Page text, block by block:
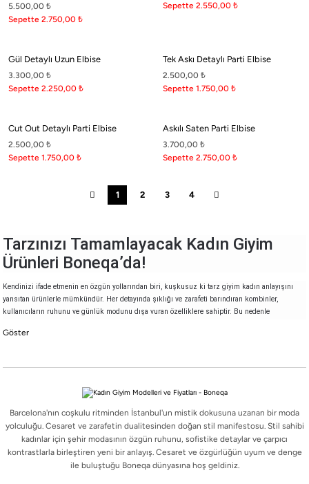
5.500,00 ₺
Sepette 2.750,00 ₺
Sepette 2.550,00 ₺
Gül Detaylı Uzun Elbise
3.300,00 ₺
Sepette 2.250,00 ₺
Tek Askı Detaylı Parti Elbise
2.500,00 ₺
Sepette 1.750,00 ₺
Cut Out Detaylı Parti Elbise
2.500,00 ₺
Sepette 1.750,00 ₺
Askılı Saten Parti Elbise
3.700,00 ₺
Sepette 2.750,00 ₺
1 2 3 4
Tarzınızı Tamamlayacak Kadın Giyim
Ürünleri Boneqa’da!
Kendinizi ifade etmenin en özgün yollarından biri, kuşkusuz ki tarz giyim kadın anlayışını
yansıtan ürünlerle mümkündür. Her detayında şıklığı ve zarafeti barındıran kombinler,
kullanıcıların ruhunu ve günlük modunu dışa vuran özelliklere sahiptir. Bu nedenle
yaşam tarzlarına hitap eden çeşitliliklekadın giyim tarzları, her sezonda yeni bir yorumla
İster sade ister iddialı olun, her tarza uygun seçenekleri bir arada sunan Boneqa, şıklığınızı
tamamlamanız için ideal adreslerdendir. Günlük hayatta rahatlıktan ödün vermeyen ama aynı
zamanda estetik görünümünü korumak isteyen kadınlar için Boneqa.com koleksiyonları,
tarzınıza kusursuz bir dokunuş katacak ürünlere ev sahipliği yapmaktadır.
2025 Yılının Kadın Giyim Trendleri
Barcelona'nın coşkulu ritminden İstanbul'un mistik dokusuna uzanan bir moda
yolculuğu. Cesaret ve zarafetin dualitesinden doğan stil manifestosu. Stil sahibi
kadınlar için şehir modasının özgün ruhunu, sofistike detaylar ve çarpıcı
kontrastlarla birleştiren yeni bir anlayış. Cesaret ve özgürlüğün uyum ve denge
ile buluştuğu Boneqa dünyasına hoş geldiniz.